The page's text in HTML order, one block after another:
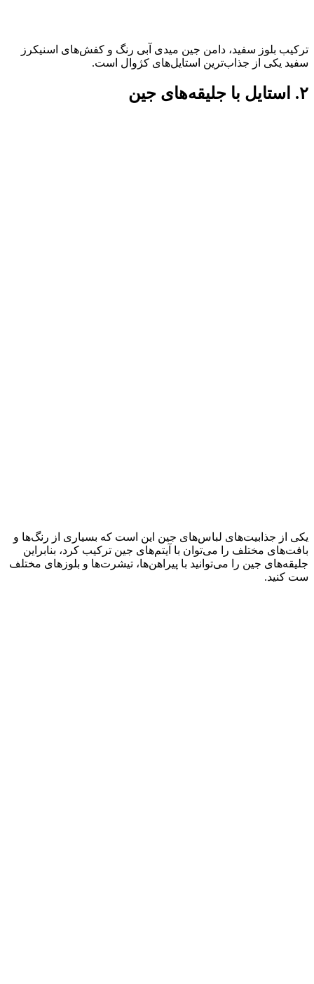
ترکیب بلوز سفید، دامن جین میدی آبی رنگ و کفش‌های اسنیکرز
سفید یکی از جذاب‌ترین استایل‌های کژوال است.
۲. استایل با جلیقه‌های جین
یکی از جذابیت‌های لباس‌های جین این است که بسیاری از رنگ‌ها و
بافت‌های مختلف را می‌توان با آیتم‌های جین ترکیب کرد، بنابراین
جلیقه‌های جین را می‌توانید با پیراهن‌ها، تیشرت‌ها و بلوزهای مختلف
ست کنید.